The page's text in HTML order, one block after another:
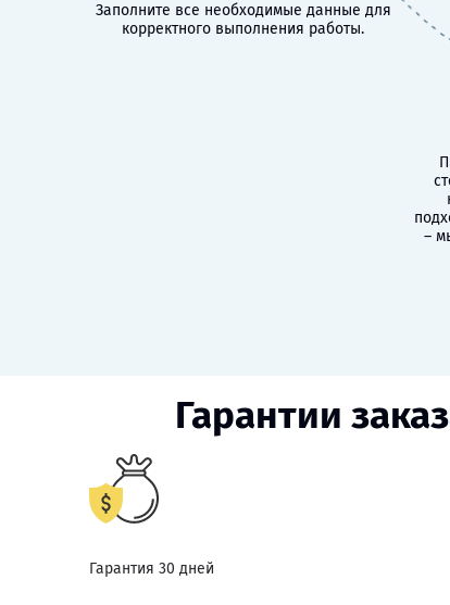
Заполните все необходимые данные для
корректного выполнения работы.
–
Гарантии
Гарантия 30 дней